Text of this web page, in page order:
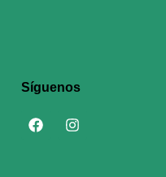
Síguenos